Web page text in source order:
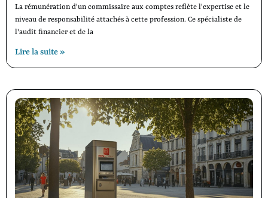
La rémunération d'un commissaire aux comptes reflète l'expertise et le
niveau de responsabilité attachés à cette profession. Ce spécialiste de
l'audit financier et de la
Lire la suite »